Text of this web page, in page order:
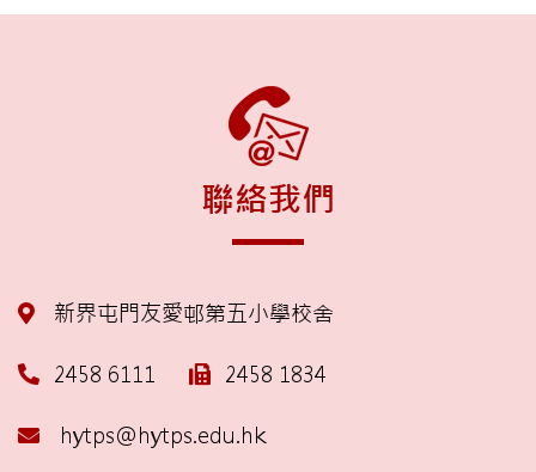
聯絡我們
新界屯門友愛邨第五小學校舍
2458 6111 2458 1834
hytps@hytps.edu.hk